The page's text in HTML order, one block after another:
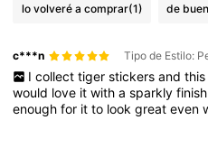
lo volveré a comprar(1) de
c***n
I collect tiger stickers and this
would love itwithasparklyfinish
enoughfor itto lookgreateven